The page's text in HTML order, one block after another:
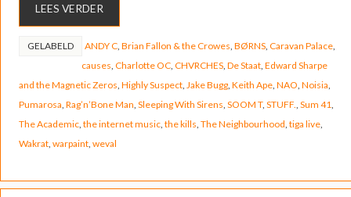
LEES VERDER
GELABELD ANDY C, Brian Fallon & the Crowes BØRNS, Caravan Palace,
causes Charlotte OC, CHVRCHES, De Staat, Edward Sharpe
and the Magnetic Zeros Highly Suspect, Jake Bugg, Keith Ape, NAO Noisia
Pumarosa Rag’n’Bone Man Sleeping With Sirens SOOM T, STUFF. Sum 41
The Academic, the internet music, the kills The Neighbourhood tiga live,
Wakrat, warpaint, weval